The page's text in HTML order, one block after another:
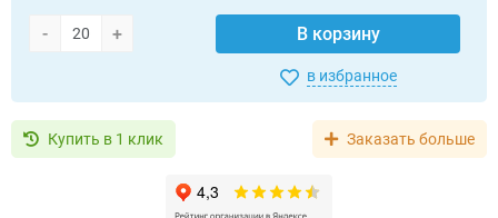
- + В корзину
в избранное
Купить в 1 клик Заказать больше